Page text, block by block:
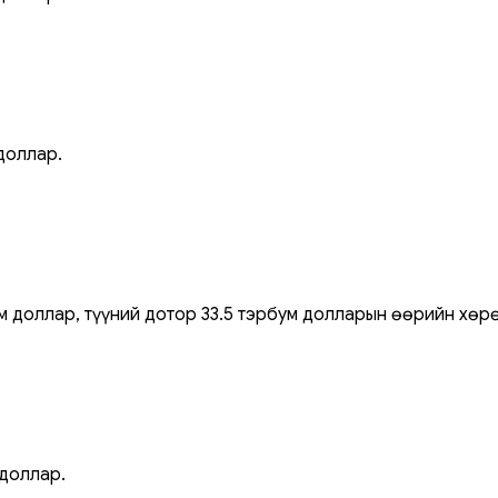
түүний дотор 33.5 тэрбум долларын өөрийн